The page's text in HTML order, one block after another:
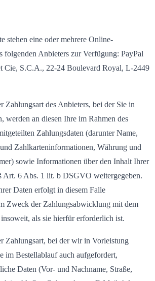
stehen eine oder mehrere Online-
folgenden Anbieters zur Verfügung: PayPal
Cie, S.C.A., 22-24 Boulevard Royal, L-2449
Zahlungsart des Anbieters, bei der Sie in
werden an diesen Ihre im Rahmen des
Zahlungsdaten (darunter Name,
Zahlkarteninformationen, Währung und
sowie Informationen über den Inhalt Ihrer
Art. 6 Abs. 1 lit. b DSGVO weitergegeben.
Daten erfolgt in diesem Falle
Zweck der Zahlungsabwicklung mit dem
als sie hierfür erforderlich ist.
Zahlungsart, bei der wir in Vorleistung
im Bestellablauf auch aufgefordert,
Daten (Vor- und Nachname, Straße,